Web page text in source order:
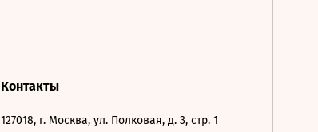
Контакты
127018, г. Москва, ул. Полковая, д. 3, стр. 1